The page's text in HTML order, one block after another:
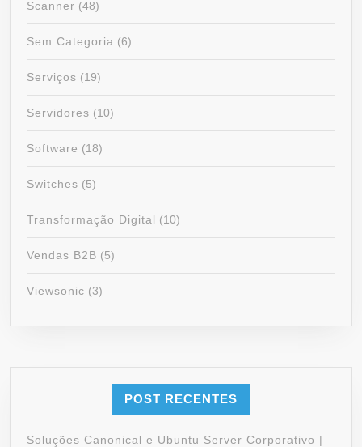
Scanner (48)
Sem Categoria (6)
Serviços (19)
Servidores (10)
Software (18)
Switches (5)
Transformação Digital (10)
Vendas B2B (5)
Viewsonic (3)
POST RECENTES
Soluções Canonical e Ubuntu Server Corporativo |